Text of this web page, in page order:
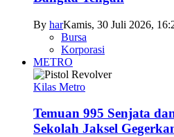
By harKamis, 30 Juli 2026,
Bursa
Korporasi
METRO
Kilas Metro
Temuan 995 Senjata
Sekolah Jaksel